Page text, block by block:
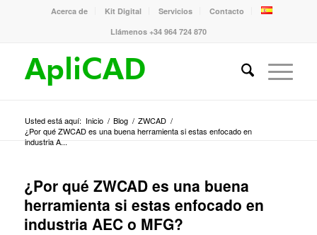
Acerca de Kit Digital Servicios
Contacto
Llámenos +34 964 724 870
Usted está aquí: Inicio / Blog / ZWCAD /
¿Por qué ZWCAD es una buena herramienta si estas enfocado en
industria A...
¿Por qué ZWCAD es una buena
herramienta si estas enfocado en
industria AEC o MFG?